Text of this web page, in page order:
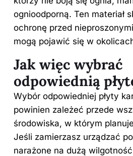
ognioodporną. Ten materiał
ochronę przed
mogą pojawić się w
Jak więc wybrać
odpowiednią
Wybór odpowiedniej płyty
powinien zależeć przede
środowiska, w którym
Jeśli zamierzasz urządzać
narażone na dużą